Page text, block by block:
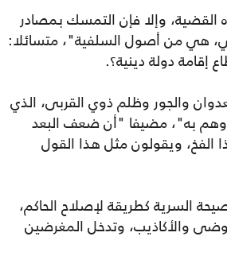
وإلا فإن التمسك بمصادر
هي من أصول السلفية"، متسائلا:
إقامة دولة دينية؟.
والجور وظلم ذوي القربى، الذي
به"، مضيفا "أن ضعف البعد
ويقولون مثل هذا القول
السرية كطريقة لإصلاح الحاكم،
والأكاذيب، وتدخل المغرضين